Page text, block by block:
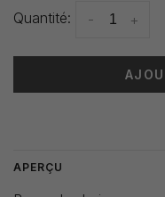
Quantité: +
-
APERÇU